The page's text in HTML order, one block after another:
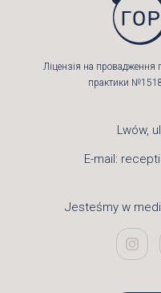
Ліцензія на провадження
практики
Lwów,
E-mail:
Jesteśmy w